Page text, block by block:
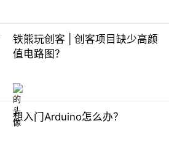
铁熊玩创客 | 创客项目缺少高颜
值电路图？
想入门Arduino怎么办？